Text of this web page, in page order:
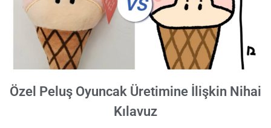
Özel Peluş Oyuncak Üretimine İlişkin Nihai
Kılavuz